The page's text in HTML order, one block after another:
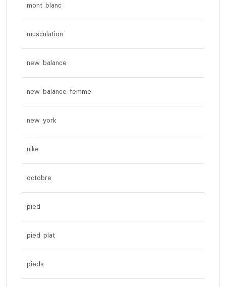
mont blanc
musculation
new balance
new balance femme
new york
nike
octobre
pied
pied plat
pieds